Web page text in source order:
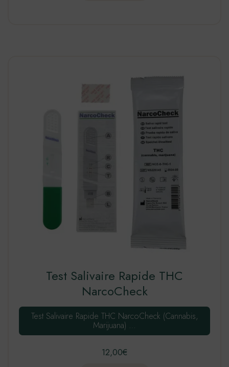
Test Salivaire Rapide THC
NarcoCheck
Test Salivaire Rapide THC NarcoCheck (Cannabis,
Marijuana) …
12,00€